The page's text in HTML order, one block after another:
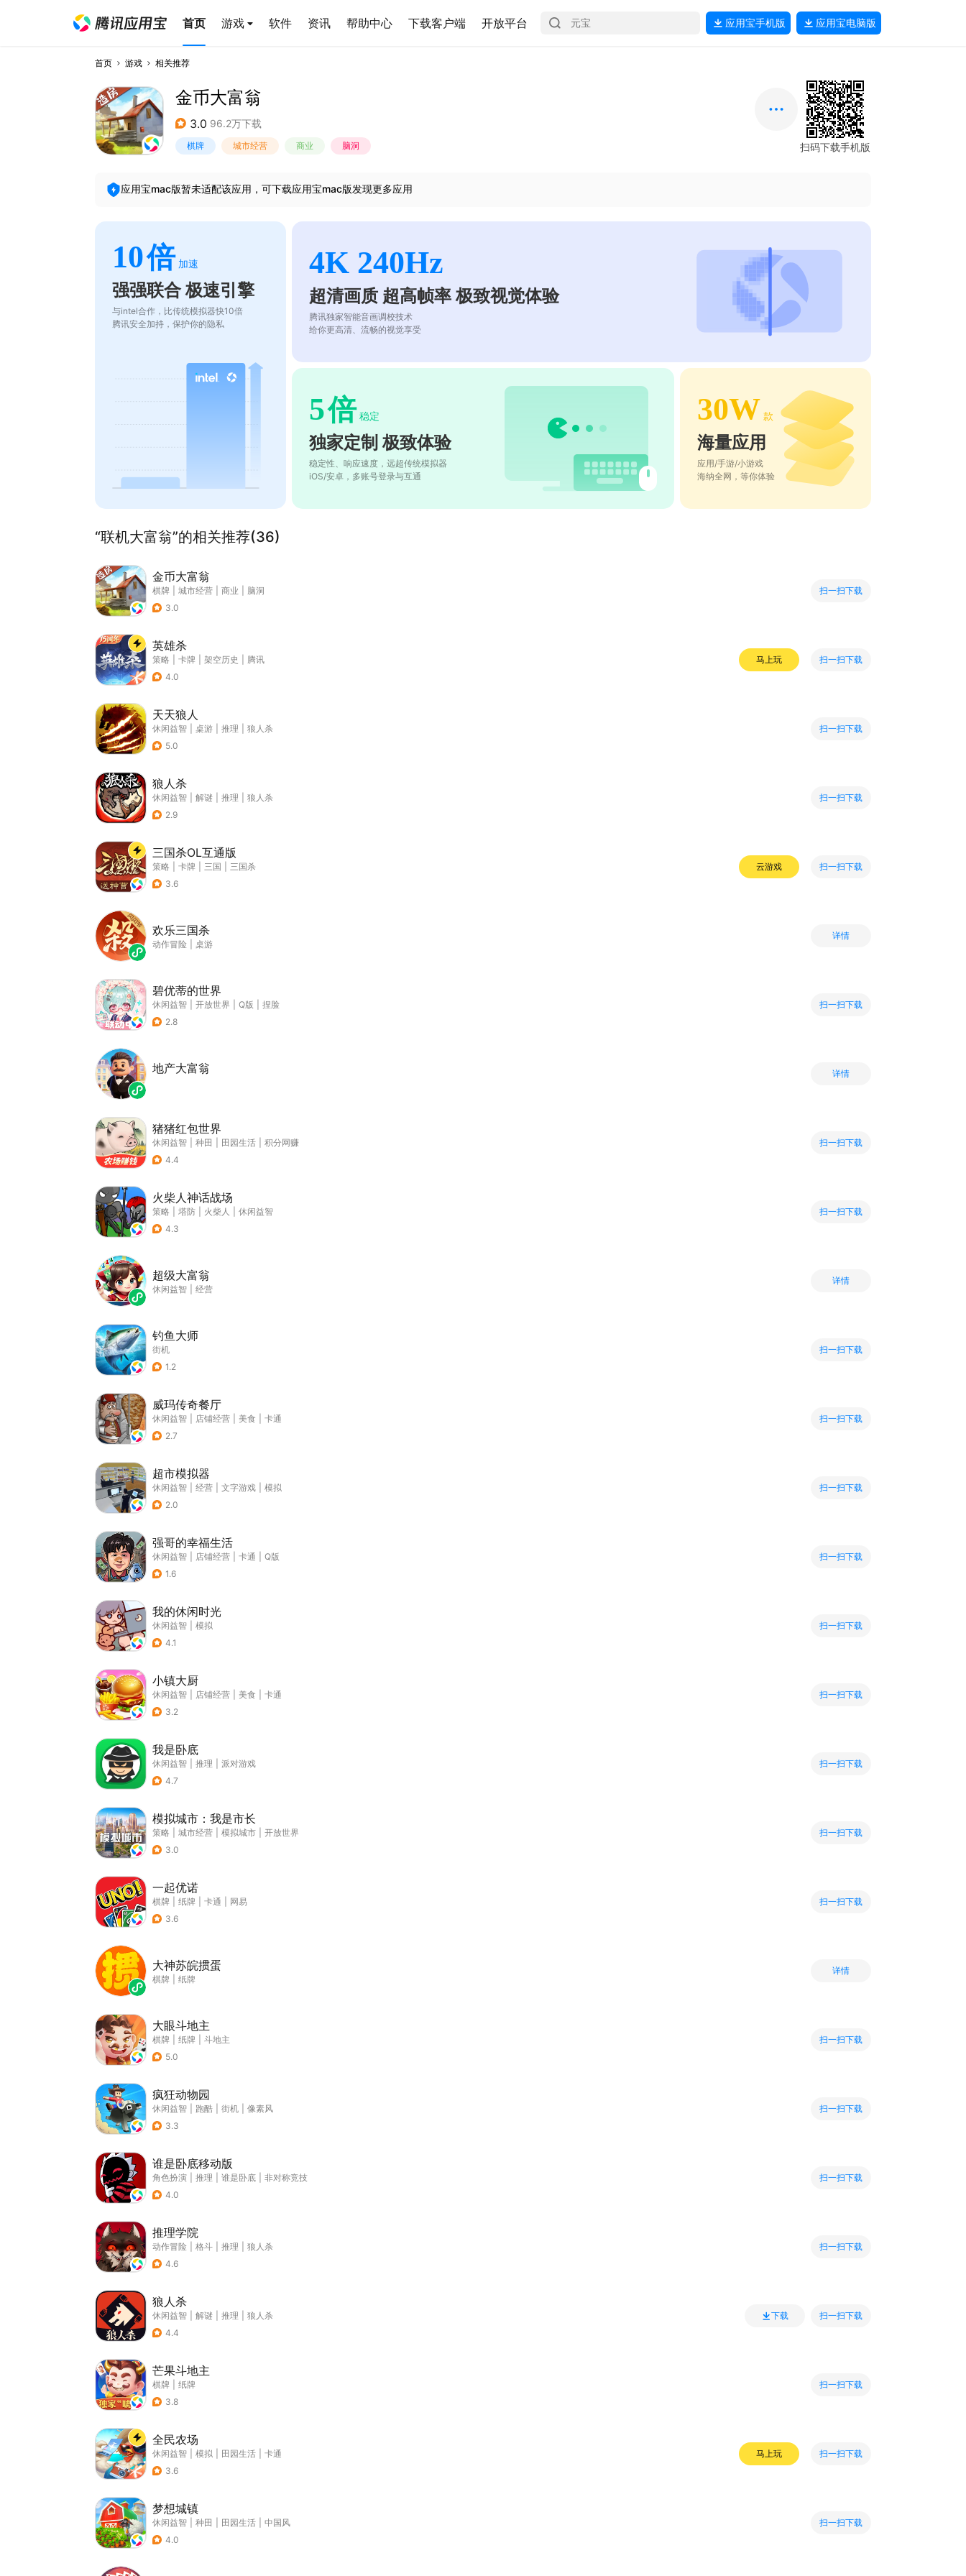
首页 游戏 软件 资讯 帮助中心 下载客户端 开放平台 应用宝手机版 应用宝电脑版
首页 游戏 相关推荐
金币大富翁
3.0 96.2万下载
棋牌 城市经营 商业 脑洞 扫码下载手机版
应用宝mac版暂未适配该应用，可下载应用宝mac版发现更多应用
10倍 加速
强强联合 极速引擎
与intel合作，比传统模拟器快10倍
腾讯安全加持，保护你的隐私
4K 240Hz
超清画质 超高帧率 极致视觉体验
腾讯独家智能音画调校技术
给你更高清、流畅的视觉享受
5倍 稳定
独家定制 极致体验
稳定性、响应速度，远超传统模拟器
iOS/安卓，多账号登录与互通
30W 款
海量应用
应用/手游/小游戏
海纳全网，等你体验
“联机大富翁”的相关推荐(36)
金币大富翁
棋牌 城市经营 商业
脑洞
3.0
扫一扫下载
英雄杀
策略 卡牌 架空历史
腾讯
4.0
马上玩 扫一扫下载
天天狼人
休闲益智 桌游 推理
狼人杀
5.0
扫一扫下载
狼人杀
休闲益智 解谜 推理
狼人杀
2.9
扫一扫下载
三国杀OL互通版
策略 卡牌 三国
三国杀
3.6
云游戏 扫一扫下载
欢乐三国杀
动作冒险 桌游
详情
碧优蒂的世界
休闲益智 开放世界 Q版
捏脸
2.8
扫一扫下载
地产大富翁 详情
猪猪红包世界
休闲益智 种田 田园生活
积分网赚
4.4
扫一扫下载
火柴人神话战场
策略 塔防 火柴人
休闲益智
4.3
扫一扫下载
超级大富翁
休闲益智 经营
详情
钓鱼大师
街机
1.2
扫一扫下载
威玛传奇餐厅
休闲益智 店铺经营 美食
卡通
2.7
扫一扫下载
超市模拟器
休闲益智 经营 文字游戏
模拟
2.0
扫一扫下载
强哥的幸福生活
休闲益智 店铺经营 卡通
Q版
1.6
扫一扫下载
我的休闲时光
休闲益智
模拟
4.1
扫一扫下载
小镇大厨
休闲益智 店铺经营 美食
卡通
3.2
扫一扫下载
我是卧底
休闲益智 推理
派对游戏
4.7
扫一扫下载
模拟城市：我是市长
策略 城市经营 模拟城市
开放世界
3.0
扫一扫下载
一起优诺
棋牌 纸牌 卡通
网易
3.6
扫一扫下载
大神苏皖掼蛋
棋牌 纸牌
详情
大眼斗地主
棋牌 纸牌
斗地主
5.0
扫一扫下载
疯狂动物园
休闲益智 跑酷 街机
像素风
3.3
扫一扫下载
谁是卧底移动版
角色扮演 推理 谁是卧底
非对称竞技
4.0
扫一扫下载
推理学院
动作冒险 格斗 推理
狼人杀
4.6
扫一扫下载
狼人杀
休闲益智 解谜 推理
狼人杀
4.4
下载 扫一扫下载
芒果斗地主
棋牌
纸牌
3.8
扫一扫下载
全民农场
休闲益智 模拟 田园生活
卡通
3.6
马上玩 扫一扫下载
梦想城镇
休闲益智 种田 田园生活
中国风
4.0
扫一扫下载